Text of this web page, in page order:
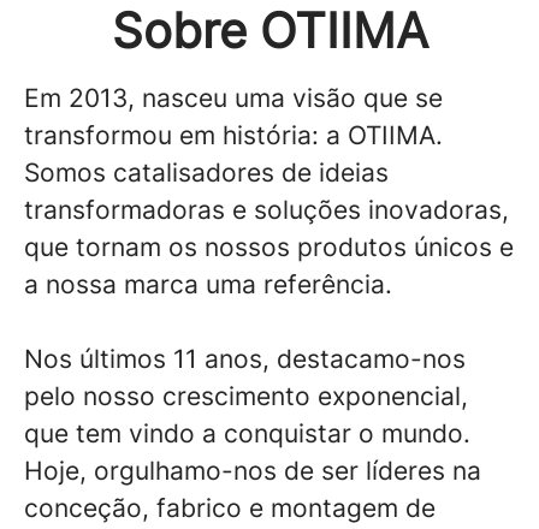
Sobre OTIIMA
Em 2013, nasceu uma visão que se
transformou em história: a OTIIMA.
Somos catalisadores de ideias
transformadoras e soluções inovadoras,
que tornam os nossos produtos únicos e
a nossa marca uma referência.
Nos últimos 11 anos, destacamo-nos
pelo nosso crescimento exponencial,
que tem vindo a conquistar o mundo.
Hoje, orgulhamo-nos de ser líderes na
conceção, fabrico e montagem de